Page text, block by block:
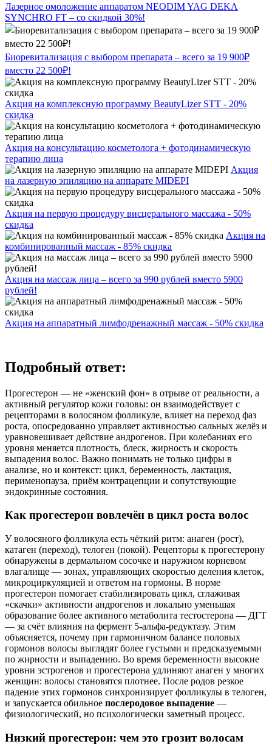
Лазерное омоложение аппаратом NEODIM YAG DEKA
SYNCHRO FT – со скидкой 30%!
Биоревитализация с выбором препарата – всего за 19 900₽
вместо 22 500₽!
Акция на комплексную программу BeautyLizer STT - 20%
скидка
Акция на консультацию косметолога + фотодинамическую
терапию лица
Акция
на лазерную эпиляцию на аппарате MIDEPI
Акция на первую процедуру висцерального массажа - 50%
скидка
Акция на
комбинированный массаж - 85% скидка
Акция на массаж лица – всего за 990 рублей вместо 5900
рублей!
Акция на аппаратный лимфодренажный массаж - 50% скидка
Подробный ответ:
Прогестерон — не «женский фон» в отрыве от реальности, а
активный регулятор кожи головы: он взаимодействует с
рецепторами в волосяном фолликуле, влияет на переход фаз
роста, опосредованно управляет активностью сальных желёз и
уравновешивает действие андрогенов. При колебаниях его
уровня меняется плотность, блеск, жирность и скорость
выпадения волос. Важно понимать не только цифры в
анализе, но и контекст: цикл, беременность, лактация,
перименопауза, приём контрацепции и сопутствующие
эндокринные состояния.
Как прогестерон вовлечён в цикл роста волос
У волосяного фолликула есть чёткий ритм: анаген (рост),
катаген (переход), телоген (покой). Рецепторы к прогестерону
обнаружены в дермальном сосочке и наружном корневом
влагалище — зонах, управляющих скоростью деления клеток,
микроциркуляцией и ответом на гормоны. В норме
прогестерон помогает стабилизировать цикл, сглаживая
«скачки» активности андрогенов и локально уменьшая
образование более активного метаболита тестостерона — ДГТ
— за счёт влияния на фермент 5‑альфа‑редуктазу. Этим
объясняется, почему при гармоничном балансе половых
гормонов волосы выглядят более густыми и предсказуемыми
по жирности и выпадению. Во время беременности высокие
уровни эстрогенов и прогестерона удлиняют анаген у многих
женщин: волосы становятся плотнее. После родов резкое
падение этих гормонов синхронизирует фолликулы в телоген,
и запускается обильное послеродовое выпадение —
физиологический, но психологически заметный процесс.
Низкий прогестерон: чем это грозит волосам